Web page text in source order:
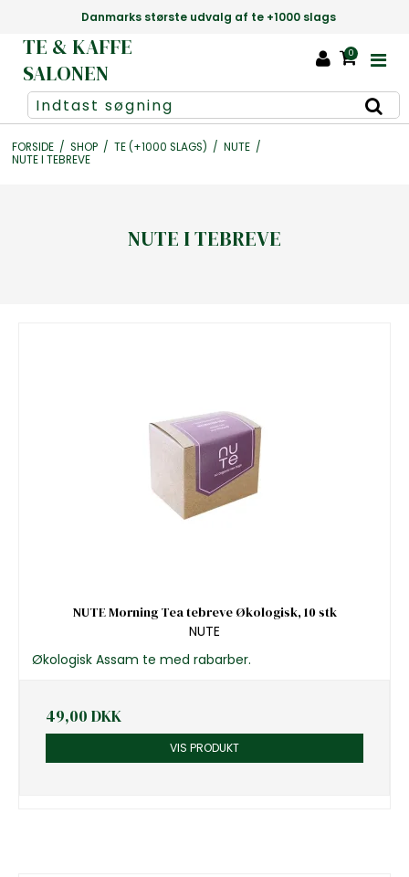
Danmarks største udvalg af te +1000 slags
TE & KAFFE
SALONEN
0
FORSIDE / SHOP / TE (+1000 SLAGS) / NUTE /
NUTE I TEBREVE
NUTE I TEBREVE
NUTE Morning Tea tebreve Økologisk, 10 stk
NUTE
Økologisk Assam te med rabarber.
49,00 DKK
VIS PRODUKT